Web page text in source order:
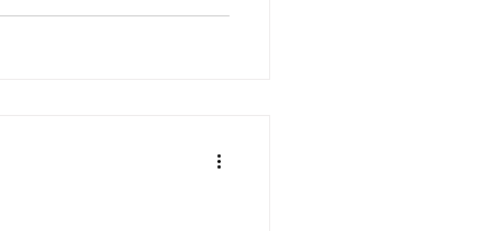
ale kvůli peru v
že moment s nepíšící